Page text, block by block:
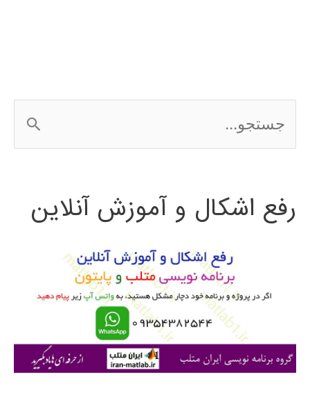
متلب
MATLAB
س
ج
ی
رفع اشکال و آموزش آنلاین